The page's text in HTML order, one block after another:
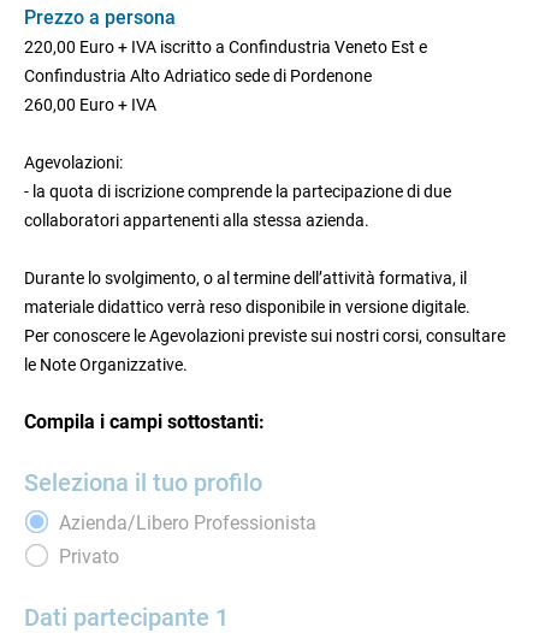
Prezzo a persona
220,00 Euro + IVA iscritto a Confindustria Veneto Est e
Confindustria Alto Adriatico sede di Pordenone
260,00 Euro + IVA
Agevolazioni:
- la quota di iscrizione comprende la partecipazione di due
collaboratori appartenenti alla stessa azienda.
Durante lo svolgimento, o al termine dell’attività formativa, il
materiale didattico verrà reso disponibile in versione digitale.
Per conoscere le Agevolazioni previste sui nostri corsi, consultare
le Note Organizzative.
Compila i campi sottostanti:
Seleziona il tuo profilo
Azienda/Libero Professionista
Privato
Dati partecipante 1